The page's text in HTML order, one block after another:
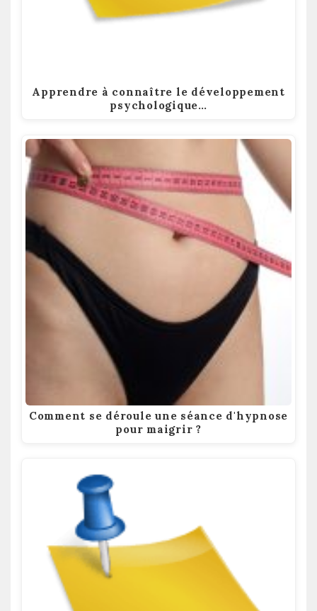
Apprendre à connaître le développement
psychologique…
Comment se déroule une séance d'hypnose
pour maigrir ?